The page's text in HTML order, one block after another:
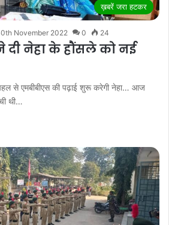
ख़बरें जरा हटकर
November 2022 0 24
दी नेहा के हौंसले को नई
से एमबीबीएस की पढ़ाई शुरू करेगी नेहा… आज
थी…